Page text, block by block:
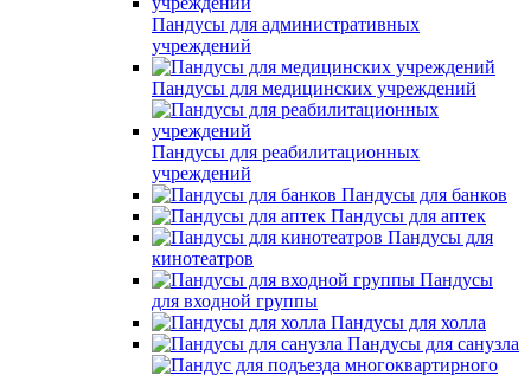
Пандусы для административных
учреждений
Пандусы для медицинских учреждений
Пандусы для реабилитационных
учреждений
Пандусы для банков
Пандусы для аптек
Пандусы для
кинотеатров
Пандусы
для входной группы
Пандусы для холла
Пандусы для санузла